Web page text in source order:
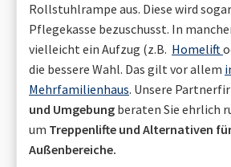
Rollstuhlrampe aus. Diese wird
Pflegekasse bezuschusst. In
vielleicht ein Aufzug (z.B. Homelift
die bessere Wahl. Das gilt vor allem
Mehrfamilienhaus. Unsere
und Umgebung beraten Sie ehrlich
um Treppenlifte und Alternativen
Außenbereiche.